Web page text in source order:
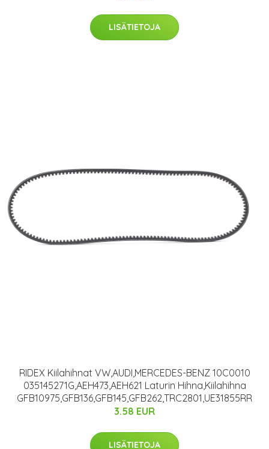
LISÄTIETOJA
RIDEX Kiilahihnat VW,AUDI,MERCEDES-BENZ 10C0010
035145271G,AEH473,AEH621 Laturin Hihna,Kiilahihna
GFB10975,GFB136,GFB145,GFB262,TRC2801,UE31855RR
3.58 EUR
LISÄTIETOJA